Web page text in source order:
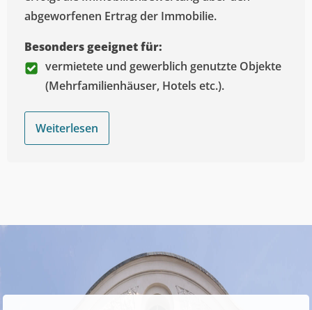
abgeworfenen Ertrag der Immobilie.
Besonders geeignet für:
vermietete und gewerblich genutzte Objekte
(Mehrfamilienhäuser, Hotels etc.).
Weiterlesen